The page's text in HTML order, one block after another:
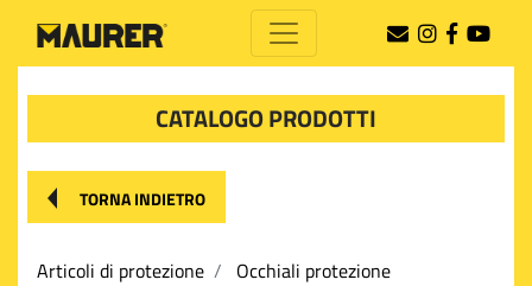
CATALOGO PRODOTTI
TORNA INDIETRO
Articoli di protezione Occhiali protezione